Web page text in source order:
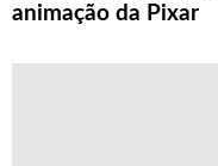
animação da Pixar